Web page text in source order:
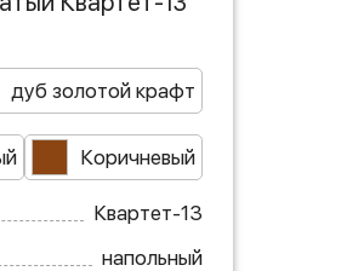
дуб золотой крафт
Коричневый
Квартет-13
напольный